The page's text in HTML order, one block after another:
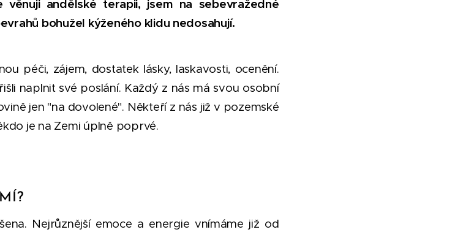
věnuji andělské terapii, jsem na sebevražedné
bohužel kýženého klidu nedosahují.
péči, zájem, dostatek lásky, laskavosti, ocenění.
naplnit své poslání. Každý z nás má svou osobní
jen "na dovolené". Někteří z nás již v pozemské
je na Zemi úplně poprvé.
Nejrůznější emoce a energie vnímáme již od